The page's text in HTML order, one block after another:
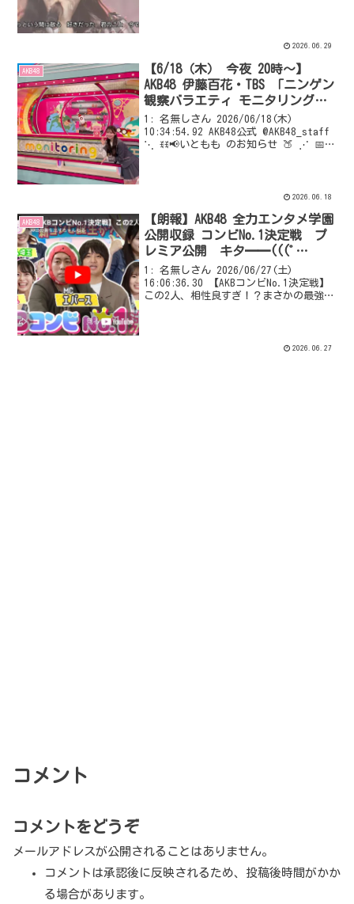
2026.06.29
AKB48
【6/18（木） 今夜 20時～】
AKB48 伊藤百花・TBS 「ニンゲン
観察バラエティ モニタリング」
出演 📺
1: 名無しさん 2026/06/18(木)
10:34:54.92 AKB48公式 @AKB48_staff
⋱ ꉂꉂ📢いともも のお知らせ 🍑 ⋰ 📅本
2026.06.18
AKB48
【朗報】AKB48 全力エンタメ学園
公開収録 コンビNo.1決定戦 プ
レミア公開 キタ━━(((ﾟ
∀ﾟ)))━━━━━!!
1: 名無しさん 2026/06/27(土)
16:06:36.30 【AKBコンビNo.1決定戦】
この2人、相性良すぎ！？まさかの最強ペ
2026.06.27
コメント
コメントをどうぞ
メールアドレスが公開されることはありません。
コメントは承認後に反映されるため、投稿後時間がかか
る場合があります。